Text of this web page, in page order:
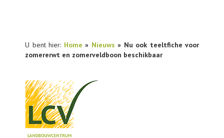
U bent hier: Home » Nieuws » Nu ook teeltfiche voor
zomererwt en zomerveldboon beschikbaar